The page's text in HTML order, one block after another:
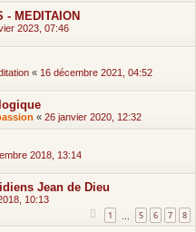
4
- MEDITAION
2023, 07:46
« 16 décembre 2021, 04:52
« 26 janvier 2020, 12:32
2018, 13:14
Jean de Dieu
10:13
1 5 6 7 8